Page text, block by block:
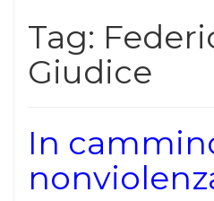
Tag:
Giudice
In